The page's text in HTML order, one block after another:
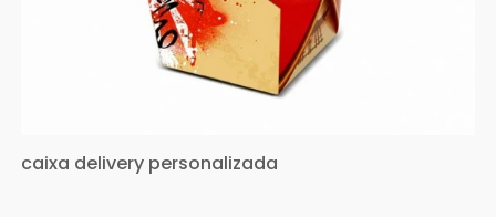
caixa delivery personalizada